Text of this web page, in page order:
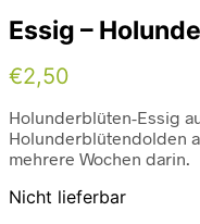
Essig –
€2,50
Holunderblüten-Essig
Holunderblütendolden
mehrere Wochen darin.
Nicht lieferbar